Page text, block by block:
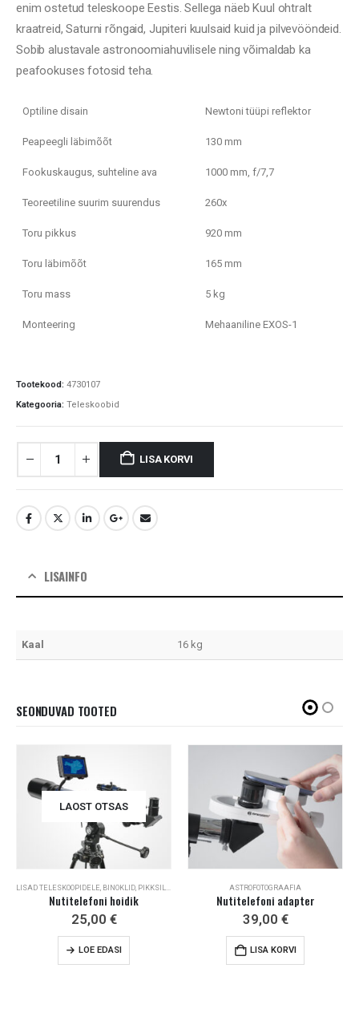
enim ostetud teleskoope Eestis. Sellega näeb Kuul ohtralt
kraatreid, Saturni rõngaid, Jupiteri kuulsaid kuid ja pilvevööndeid.
Sobib alustavale astronoomiahuvilisele ning võimaldab ka
peafookuses fotosid teha.
Optiline disain Newtoni tüüpi reflektor
Peapeegli läbimõõt 130 mm
Fookuskaugus, suhteline ava 1000 mm, f/7,7
Teoreetiline suurim suurendus 260x
Toru pikkus 920 mm
Toru läbimõõt 165 mm
Toru mass 5 kg
Monteering Mehaaniline EXOS-1
Tootekood: 4730107
Kategooria: Teleskoobid
LISA KORVI
LISAINFO
Kaal 16 kg
SEONDUVAD TOOTED
LAOST OTSAS
LISAD TELESKOOPIDELE BINOKLID, PIKKSILMAD JA LISAD
Nutitelefoni hoidik
25,00 €
LOE EDASI
ASTROFOTOGRAAFIA
Nutitelefoni adapter
39,00 €
LISA KORVI